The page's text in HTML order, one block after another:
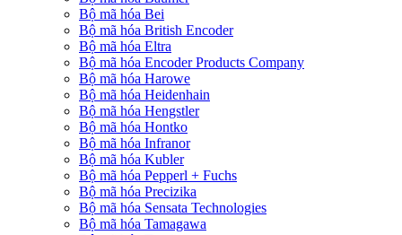
Bộ mã hóa Bei
Bộ mã hóa British Encoder
Bộ mã hóa Eltra
Bộ mã hóa Encoder Products Company
Bộ mã hóa Harowe
Bộ mã hóa Heidenhain
Bộ mã hóa Hengstler
Bộ mã hóa Hontko
Bộ mã hóa Infranor
Bộ mã hóa Kubler
Bộ mã hóa Pepperl + Fuchs
Bộ mã hóa Precizika
Bộ mã hóa Sensata Technologies
Bộ mã hóa Tamagawa